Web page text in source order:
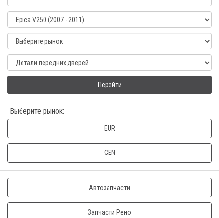
Перейти
Выберите рынок:
EUR
GEN
Автозапчасти
Запчасти Рено